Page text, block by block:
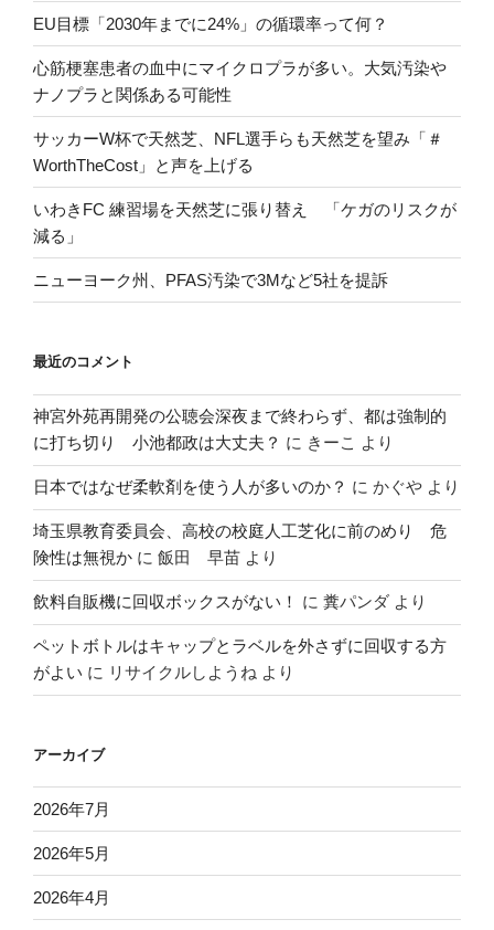
EU目標「2030年までに24%」の循環率って何？
心筋梗塞患者の血中にマイクロプラが多い。大気汚染や
ナノプラと関係ある可能性
サッカーW杯で天然芝、NFL選手らも天然芝を望み「＃
WorthTheCost」と声を上げる
いわきFC 練習場を天然芝に張り替え 「ケガのリスクが
減る」
ニューヨーク州、PFAS汚染で3Mなど5社を提訴
最近のコメント
神宮外苑再開発の公聴会深夜まで終わらず、都は強制的
に打ち切り 小池都政は大丈夫？ に きーこ より
日本ではなぜ柔軟剤を使う人が多いのか？ に かぐや より
埼玉県教育委員会、高校の校庭人工芝化に前のめり 危
険性は無視か に 飯田 早苗 より
飲料自販機に回収ボックスがない！ に 糞パンダ より
ペットボトルはキャップとラベルを外さずに回収する方
がよい に リサイクルしようね より
アーカイブ
2026年7月
2026年5月
2026年4月